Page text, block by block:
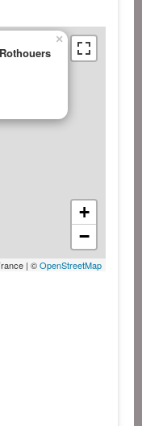
×
+
−
| ©OpenStreetMap